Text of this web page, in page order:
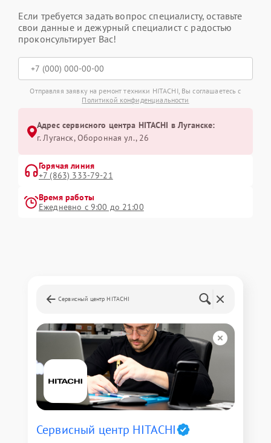
Если требуется задать вопрос специалисту, оставьте
свои данные и дежурный специалист с радостью
проконсультирует Вас!
Отправляя заявку на ремонт техники HITACHI, Вы соглашаетесь с
Политикой конфиденциальности
Адрес сервисного центра HITACHI в Луганске:
г. Луганск, Оборонная ул., 26
Горячая линия
+7 (863) 333-79-21
Время работы
Ежедневно с 9:00 до 21:00
Сервисный центр HITACHI
Сервисный центр HITACHI